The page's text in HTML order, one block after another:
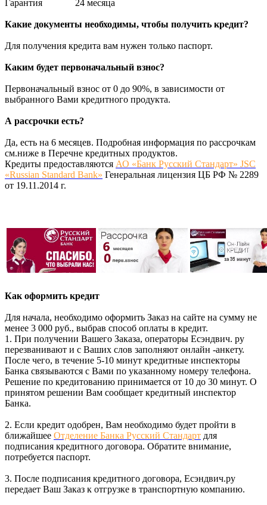
Гарантия 24 месяца
Какие документы необходимы, чтобы получить кредит?
Для получения кредита вам нужен только паспорт.
Каким будет первоначальный взнос?
Первоначальный взнос от 0 до 90%, в зависимости от
выбранного Вами кредитного продукта.
А рассрочки есть?
Да, есть на 6 месяцев. Подробная информация по рассрочкам
см.ниже в Перечне кредитных продуктов.
Кредиты предоставляются АО «Банк Русский Стандарт» JSC
«Russian Standard Bank» Генеральная лицензия ЦБ РФ № 2289
от 19.11.2014 г.
Как оформить кредит
Для начала, необходимо оформить Заказ на сайте на сумму не
менее 3 000 руб., выбрав способ оплаты в кредит.
1. При получении Вашего Заказа, операторы Есэндвич. ру
перезванивают и с Ваших слов заполняют онлайн -анкету.
После чего, в течение 5-10 минут кредитные инспекторы
Банка связываются с Вами по указанному номеру телефона.
Решение по кредитованию принимается от 10 до 30 минут. О
принятом решении Вам сообщает кредитный инспектор
Банка.
2. Если кредит одобрен, Вам необходимо будет пройти в
ближайшее Отделение Банка Русский Стандарт для
подписания кредитного договора. Обратите внимание,
потребуется паспорт.
3. После подписания кредитного договора, Есэндвич.ру
передает Ваш Заказ к отгрузке в транспортную компанию.